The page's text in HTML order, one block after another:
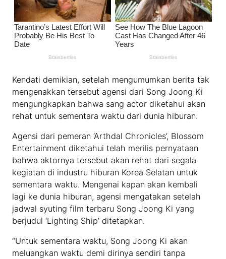
Kendati demikian, setelah mengumumkan berita tak
mengenakkan tersebut agensi dari Song Joong Ki
mengungkapkan bahwa sang actor diketahui akan
rehat untuk sementara waktu dari dunia hiburan.
Agensi dari pemeran ‘Arthdal Chronicles’, Blossom
Entertainment diketahui telah merilis pernyataan
bahwa aktornya tersebut akan rehat dari segala
kegiatan di industru hiburan Korea Selatan untuk
sementara waktu. Mengenai kapan akan kembali
lagi ke dunia hiburan, agensi mengatakan setelah
jadwal syuting film terbaru Song Joong Ki yang
berjudul ‘Lighting Ship’ ditetapkan.
“Untuk sementara waktu, Song Joong Ki akan
meluangkan waktu demi dirinya sendiri tanpa